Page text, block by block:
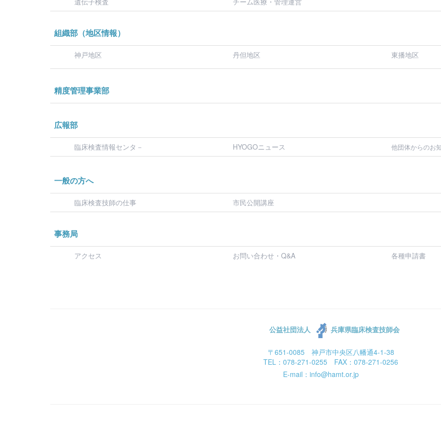
組織部（地区情報）
神戸地区 丹但地区 東播地区
精度管理事業部
広報部
臨床検査情報センタ－ HYOGOニュース 他団体からのお
一般の方へ
臨床検査技師の仕事 市民公開講座
事務局
アクセス お問い合わせ・Q&A 各種申請書
公益社団法人 兵庫県臨床検査技師会
〒651-0085 神戸市中央区八幡通4-1-38
TEL：078-271-0255 FAX：078-271-0256
E-mail：info@hamt.or.jp